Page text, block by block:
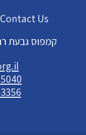
Contact Us
קמפוס גבעת רם,